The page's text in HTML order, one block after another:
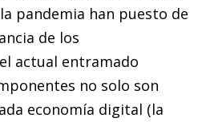
pandemia han puesto de
de los
actual entramado
no solo son
economía digital (la